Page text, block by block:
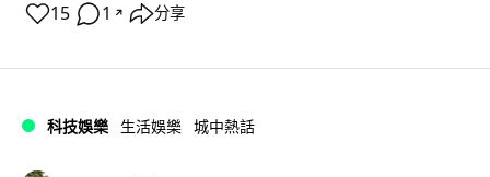
15 1 ↗ 分享
科技娛樂 生活娛樂 城中熱話